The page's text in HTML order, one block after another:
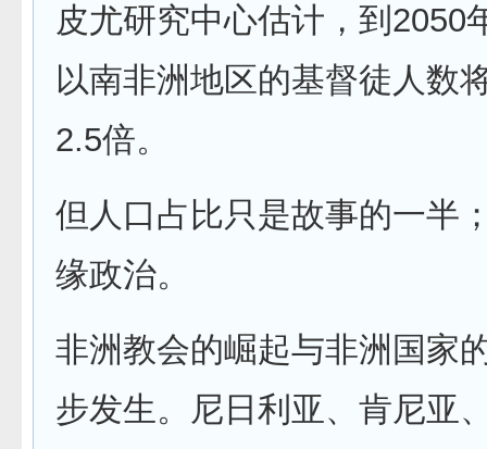
皮尤研究中心估计，到2050
以南非洲地区的基督徒人数
2.5倍。
但人口占比只是故事的一半
缘政治。
非洲教会的崛起与非洲国家
步发生。尼日利亚、肯尼亚